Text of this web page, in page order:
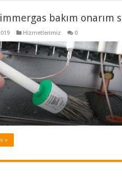
bakım onarım
Hizmetlerimiz 0
»